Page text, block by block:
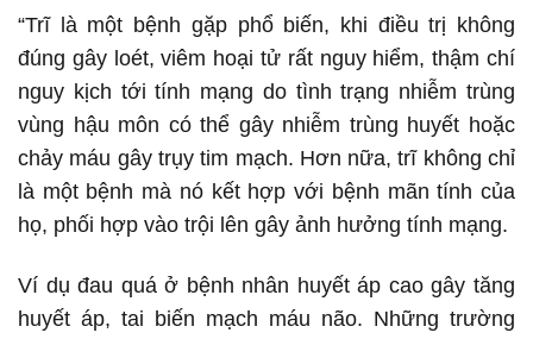
“Trĩ là một bệnh gặp phổ biến, khi điều trị không
đúng gây loét, viêm hoại tử rất nguy hiểm, thậm chí
nguy kịch tới tính mạng do tình trạng nhiễm trùng
vùng hậu môn có thể gây nhiễm trùng huyết hoặc
chảy máu gây trụy tim mạch. Hơn nữa, trĩ không chỉ
là một bệnh mà nó kết hợp với bệnh mãn tính của
họ, phối hợp vào trội lên gây ảnh hưởng tính mạng.
Ví dụ đau quá ở bệnh nhân huyết áp cao gây tăng
huyết áp, tai biến mạch máu não. Những trường